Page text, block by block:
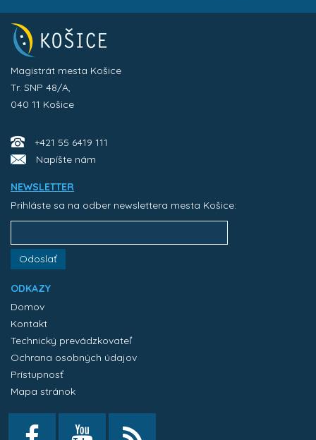
Magistrát mesta Košice
Tr. SNP 48/A,
040 11 Košice
+421 55 6419 111
Napíšte nám
NEWSLETTER
Prihláste sa na odber newslettera mesta Košice:
Odoslať
ODKAZY
Domov
Kontakt
Technický prevádzkovateľ
Ochrana osobných údajov
Prístupnosť
Mapa stránok